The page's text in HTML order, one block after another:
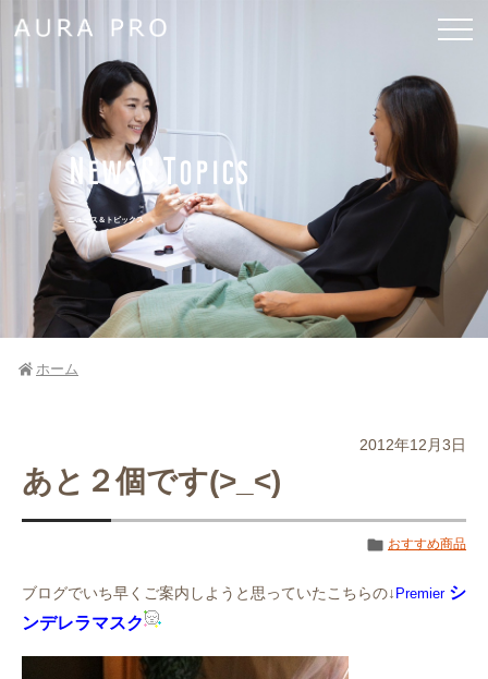
News&Topics
ニュース＆トピックス
ホーム
2012年12月3日
あと２個です(>_<)
おすすめ商品
ブログでいち早くご案内しようと思っていたこちらの↓ Premier シ
ンデレラマスク